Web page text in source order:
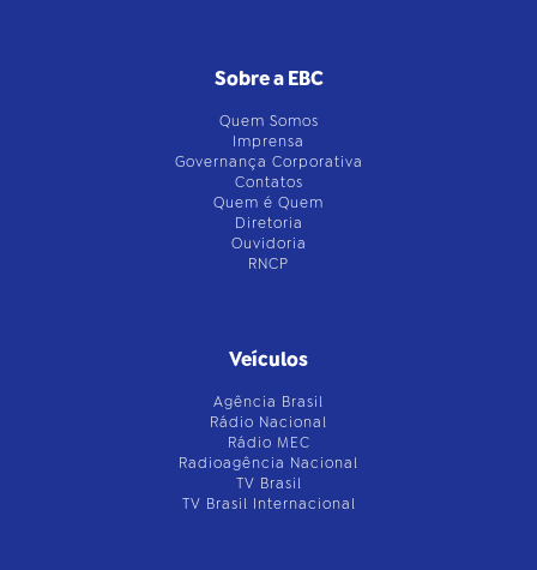
Sobre a EBC
Quem Somos
Imprensa
Governança Corporativa
Contatos
Quem é Quem
Diretoria
Ouvidoria
RNCP
Veículos
Agência Brasil
Rádio Nacional
Rádio MEC
Radioagência Nacional
TV Brasil
TV Brasil Internacional